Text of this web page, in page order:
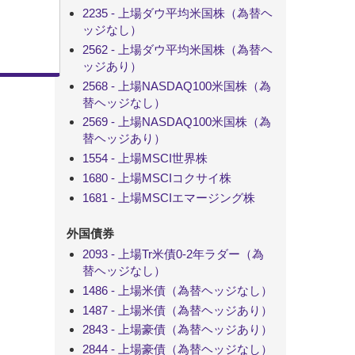
2235 - 上場ダウ平均米国株（為替ヘ
ッジなし）
2562 - 上場ダウ平均米国株（為替ヘ
ッジあり）
2568 - 上場NASDAQ100米国株（為
替ヘッジなし）
2569 - 上場NASDAQ100米国株（為
替ヘッジあり）
1554 - 上場MSCI世界株
1680 - 上場MSCIコクサイ株
1681 - 上場MSCIエマージング株
外国債券
2093 - 上場Tr米債0-2年ラダー（為
替ヘッジなし）
1486 - 上場米債（為替ヘッジなし）
1487 - 上場米債（為替ヘッジあり）
2843 - 上場豪債（為替ヘッジあり）
2844 - 上場豪債（為替ヘッジなし）